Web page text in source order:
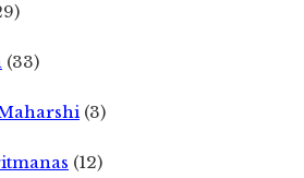
(33)
(3)
(12)